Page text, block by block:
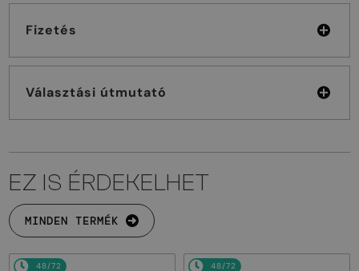
Fizetés
Választási útmutató
EZ IS ÉRDEKELHET
MINDEN TERMÉK
48/72 48/72